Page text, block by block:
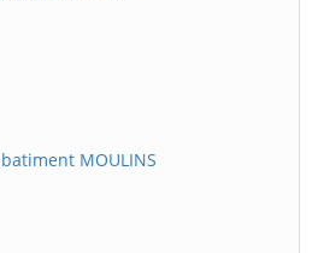
MOULINS